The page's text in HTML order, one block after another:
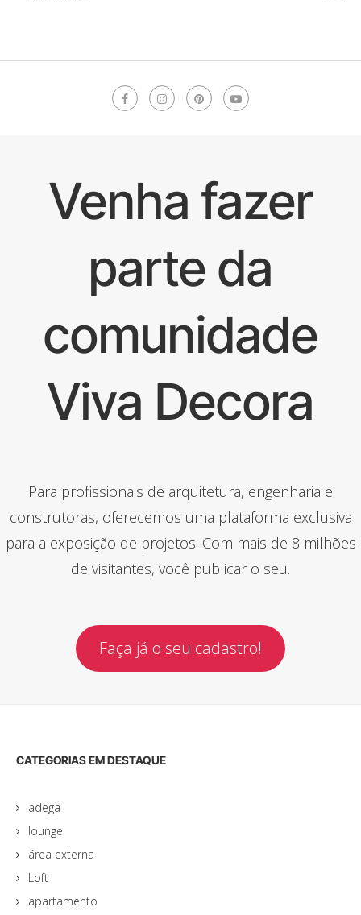
Venha fazer
parte da
comunidade
Viva Decora
Para profissionais de arquitetura, engenharia e
construtoras, oferecemos uma plataforma exclusiva
para a exposição de projetos. Com mais de 8 milhões
de visitantes, você publicar o seu.
Faça já o seu cadastro!
CATEGORIAS EM DESTAQUE
adega
lounge
área externa
Loft
apartamento